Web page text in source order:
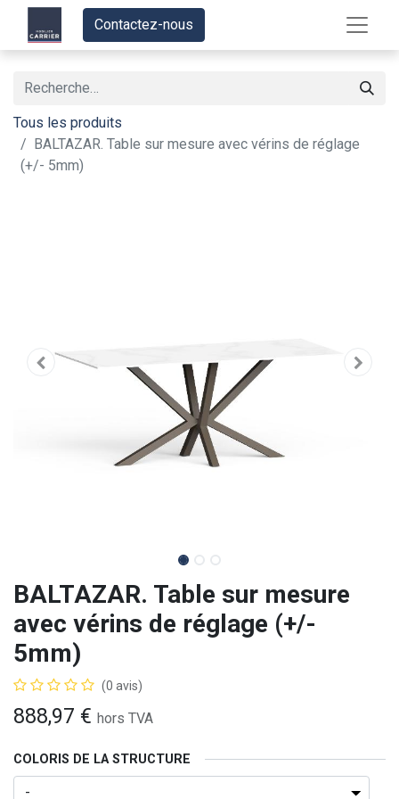
Contactez-nous
Tous les produits
BALTAZAR. Table sur mesure avec vérins de réglage
(+/- 5mm)
BALTAZAR. Table sur mesure
avec vérins de réglage (+/-
5mm)
(0 avis)
888,97 € hors TVA
COLORIS DE LA STRUCTURE